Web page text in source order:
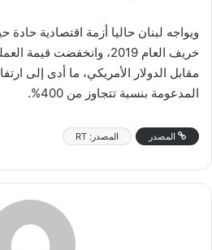
ويواجه لبنان حاليا أزمة اقتصادية
مقابل الدولار الأمريكي، ما أدى إلى
المدعومة بنسبة تتجاوز من 400%.
المصدر المصدر: RT